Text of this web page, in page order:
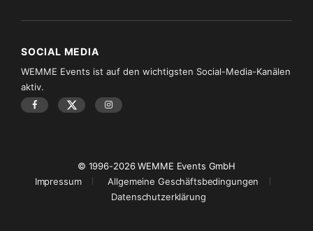
SOCIAL MEDIA
WEMME Events ist auf den wichtigsten Social-Media-Kanälen
aktiv.
© 1996-2026 WEMME Events GmbH
Impressum
Allgemeine Geschäftsbedingungen
Datenschutzerklärung